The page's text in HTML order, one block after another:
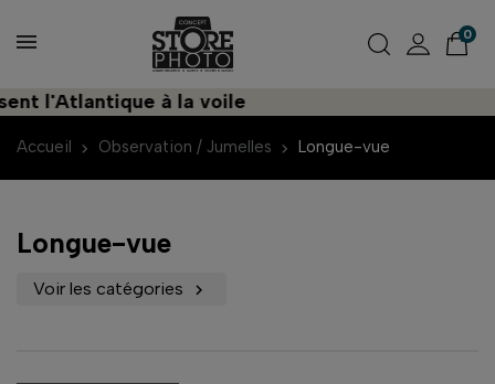
0
l'Atlantique à la voile
Accueil Observation / Jumelles Longue-vue
Longue-vue
Voir les catégories 